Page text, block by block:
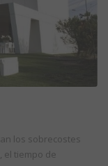
los sobrecostes
el tiempo de